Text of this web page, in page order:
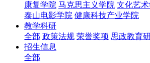
康复学院 马克思主义学院 文化艺
泰山电影学院 健康科技产业学院
教学科研
全部 政策法规 荣誉奖项 思政教育
招生信息
全部